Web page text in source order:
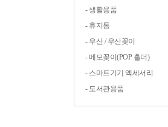
- 생활용품
- 휴지통
- 우산 / 우산꽂이
- 메모꽂이(POP 홀더)
- 스마트기기 액세서리
- 도서관용품